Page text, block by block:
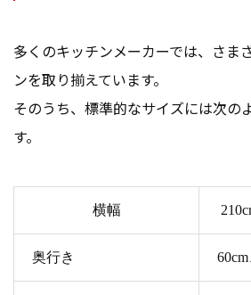
多くのキッチンメーカーでは、さま
ンを取り揃えています。
そのうち、標準的なサイズには次の
す。
横幅
奥行き